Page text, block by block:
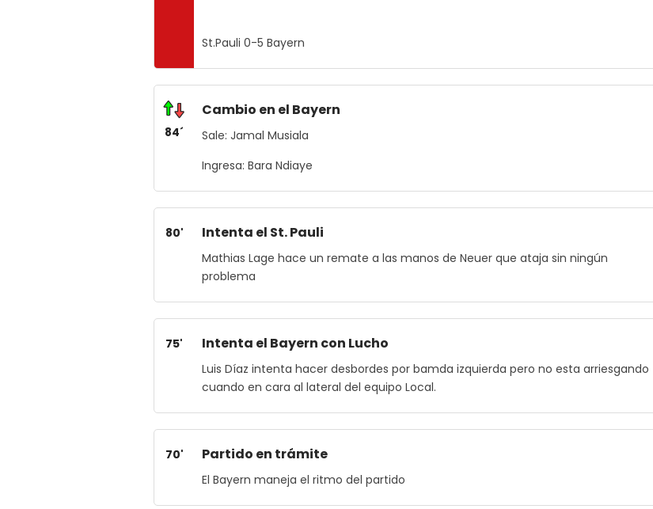
St.Pauli 0-5 Bayern
84´
Cambio en el Bayern
Sale: Jamal Musiala
Ingresa: Bara Ndiaye
80' Intenta el St. Pauli
Mathias Lage hace un remate a las manos de Neuer que ataja sin ningún
problema
75' Intenta el Bayern con Lucho
Luis Díaz intenta hacer desbordes por bamda izquierda pero no esta arriesgando
cuando en cara al lateral del equipo Local.
70' Partido en trámite
El Bayern maneja el ritmo del partido